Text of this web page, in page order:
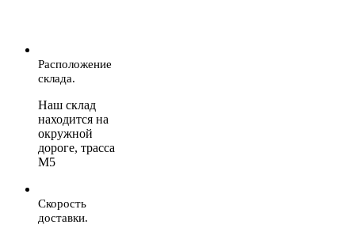
Расположение
склада.
Наш склад
находится на
окружной
дороге, трасса
М5
Скорость
доставки.